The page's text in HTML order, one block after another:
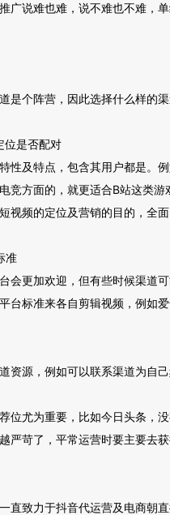
广说难也难，说不难也不难，
是个阵营，因此选择什么样的
位是否配对
性及特点，包含其用户都是。
竞方面的，就更适合B站这类游
视频的定位及营销的目的，全
准
会更加欢迎，但有些时候渠道
台标准来各自剪辑视频，例如
资源，例如可以联系渠道为自
位尤为重要，比如今日头条，
严苛了，平常运营时要主要去
直致力于抖音代运营及电商朝